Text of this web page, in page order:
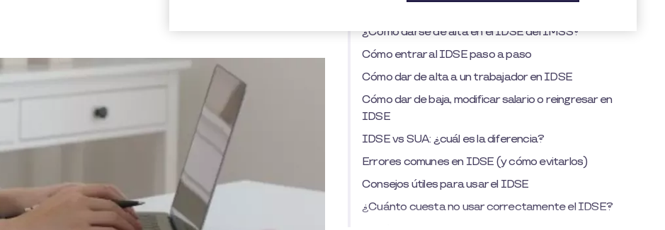
¿Cómo darse de alta en el IDSE del IMSS?
Cómo entrar al IDSE paso a paso
Cómo dar de alta a un trabajador en IDSE
Cómo dar de baja, modificar salario o reingresar en
IDSE
IDSE vs SUA: ¿cuál es la diferencia?
Errores comunes en IDSE (y cómo evitarlos)
Consejos útiles para usar el IDSE
¿Cuánto cuesta no usar correctamente el IDSE?